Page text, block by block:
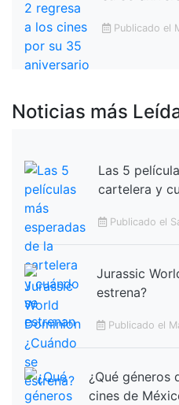
Publicado el
Noticias más
Las 5
cartelera y
Publicado el
Jurassic
estrena?
Publicado el
¿Qué géneros
cines de